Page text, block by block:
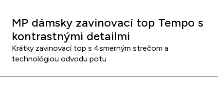
MP dámsky zavinovací top Tempo s
kontrastnými detailmi
Krátky zavinovací top s 4smerným strečom a
technológiou odvodu potu